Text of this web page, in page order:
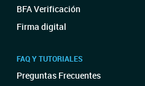
BFA Verificación
Firma digital
FAQ Y TUTORIALES
Preguntas Frecuentes